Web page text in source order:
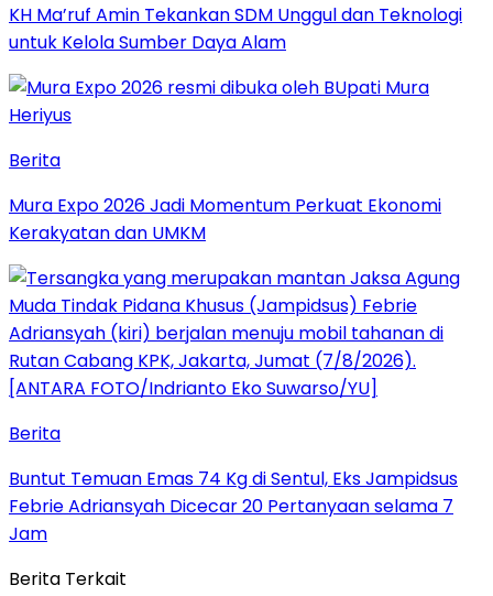
KH Ma’ruf Amin Tekankan SDM Unggul dan Teknologi
untuk Kelola Sumber Daya Alam
Berita
Mura Expo 2026 Jadi Momentum Perkuat Ekonomi
Kerakyatan dan UMKM
Berita
Buntut Temuan Emas 74 Kg di Sentul, Eks Jampidsus
Febrie Adriansyah Dicecar 20 Pertanyaan selama 7
Jam
Berita Terkait